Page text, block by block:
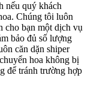
nếu quý khách
Chúng tôi luôn
cho bạn một dịch vụ
bảo đủ số lượng
căn dặn shiper
hoa không bị
để tránh trường hợp